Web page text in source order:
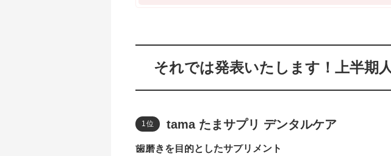
それでは発表いたします！上半期
1位 tama たまサプリ デンタルケア
歯磨きを目的としたサプリメント